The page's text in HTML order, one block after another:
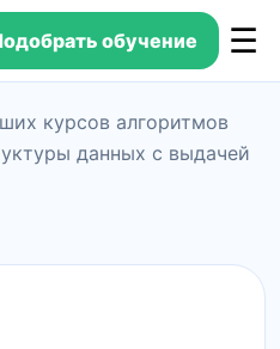
обучение ☰
курсов алгоритмов
данных с выдачей